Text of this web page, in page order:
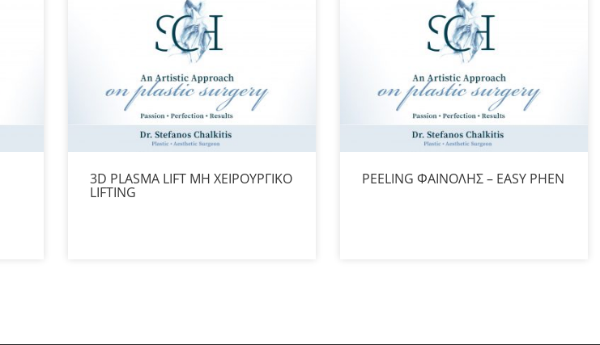
3D PLASMA LIFT ΜΗ ΧΕΙΡΟΥΡΓΙΚΟ
LIFTING
PEELING ΦΑΙΝΟΛΗΣ – EASY PHEN